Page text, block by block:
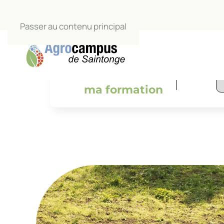
Passer au contenu principal
salle de
ma formation